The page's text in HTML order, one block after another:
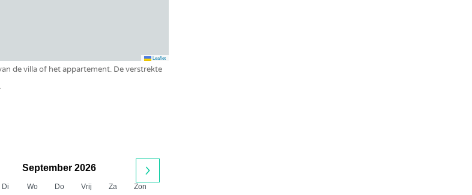
Leaflet
de villa of het appartement. De verstrekte
September 2026
Di Wo Do Vrij Za Zon